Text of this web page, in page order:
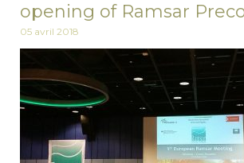
opening of Ramsar
05 avril 2018